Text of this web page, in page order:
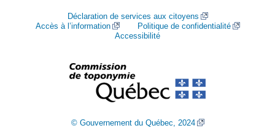
Déclaration de services aux citoyens
Accès à l’information
Politique de confidentialité
Accessibilité
© Gouvernement du Québec, 2024